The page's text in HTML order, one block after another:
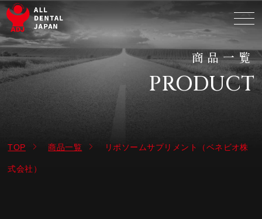
商品一覧
PRODUCT
TOP 商品一覧 リポソームサプリメント（ベネビオ株
式会社）